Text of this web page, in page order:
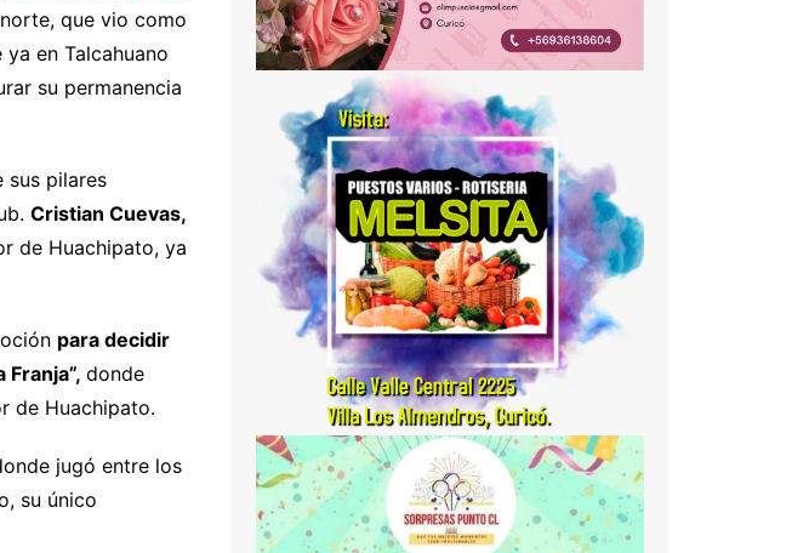
que vio como
en Talcahuano
su permanencia
sus pilares
Cristian Cuevas,
de Huachipato, ya
para decidir
donde
de Huachipato.
jugó entre los
su único